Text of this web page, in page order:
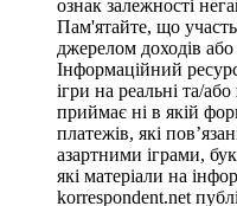
ознак залежності
Пам'ятайте, що
джерелом доходів
Інформаційний
ігри на реальні та/
приймає ні в якій
платежів, які
азартними іграми,
які матеріали на
korrespondent.net